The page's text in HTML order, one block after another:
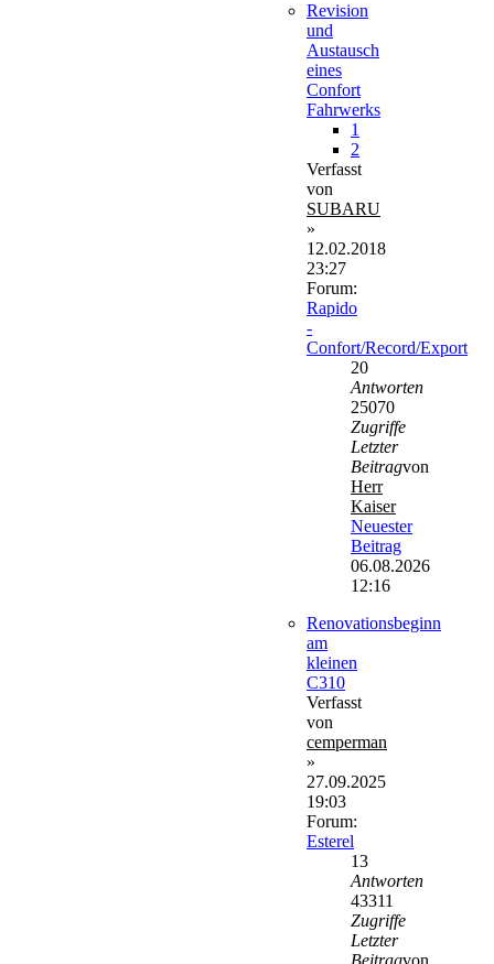
Revision
und
Austausch
eines
Confort
Fahrwerks
1
2
Verfasst
von
SUBARU
»
12.02.2018
23:27
Forum:
Rapido
-
Confort/Record/Export
20
Antworten
25070
Zugriffe
Letzter
Beitragvon
Herr
Kaiser
Neuester
Beitrag
06.08.2026
12:16
Renovationsbeginn
am
kleinen
C310
Verfasst
von
cemperman
»
27.09.2025
19:03
Forum:
Esterel
13
Antworten
43311
Zugriffe
Letzter